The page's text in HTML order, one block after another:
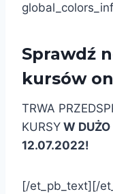
Sprawdź
kursów
TRWA
KURSY W
12.07.2022!
[/et_pb_text][/